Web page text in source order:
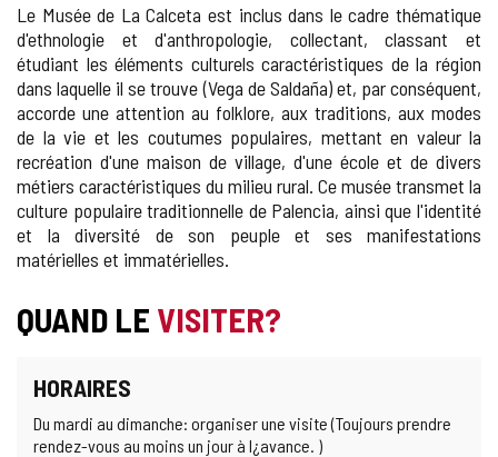
contenu
de
cahiers
touristes
Le Musée de La Calceta est inclus dans le cadre thématique
d'ethnologie et d'anthropologie, collectant, classant et
étudiant les éléments culturels caractéristiques de la région
dans laquelle il se trouve (Vega de Saldaña) et, par conséquent,
accorde une attention au folklore, aux traditions, aux modes
de la vie et les coutumes populaires, mettant en valeur la
recréation d'une maison de village, d'une école et de divers
métiers caractéristiques du milieu rural. Ce musée transmet la
culture populaire traditionnelle de Palencia, ainsi que l'identité
et la diversité de son peuple et ses manifestations
matérielles et immatérielles.
QUAND LE VISITER?
HORAIRES
Du mardi au dimanche: organiser une visite (Toujours prendre
rendez-vous au moins un jour à l¿avance. )